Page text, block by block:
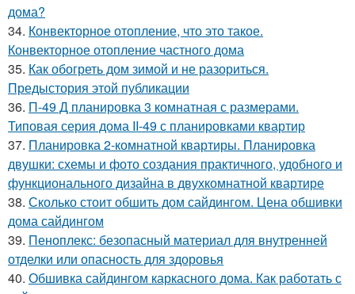
дома?
34. Конвекторное отопление, что это такое.
Конвекторное отопление частного дома
35. Как обогреть дом зимой и не разориться.
Предыстория этой публикации
36. П-49 Д планировка 3 комнатная с размерами.
Типовая серия дома II-49 с планировками квартир
37. Планировка 2-комнатной квартиры. Планировка
двушки: схемы и фото создания практичного, удобного и
функционального дизайна в двухкомнатной квартире
38. Сколько стоит обшить дом сайдингом. Цена обшивки
дома сайдингом
39. Пеноплекс: безопасный материал для внутренней
отделки или опасность для здоровья
40. Обшивка сайдингом каркасного дома. Как работать с